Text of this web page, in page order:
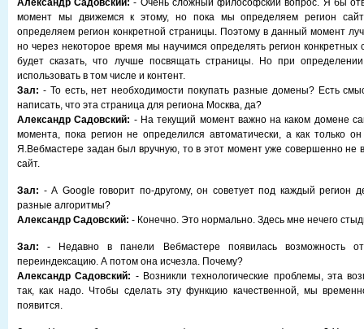
Александр Садовский: - Очень сложный философский вопрос. Я бы
момент мы движемся к этому, но пока мы определяем регион
определяем регион конкретной страницы. Поэтому в данный момент
но через некоторое время мы научимся определять регион конкретных
будет сказать, что лучше посвящать страницы. Но при
использовать в том числе и контент.
Зал: - То есть, нет необходимости покупать разные домены? Есть
написать, что эта страница для региона Москва, да?
Александр Садовский: - На текущий момент важно на каком домене
момента, пока регион не определился автоматически, а как только
Я.Вебмастере задан был вручную, то в этот момент уже совершенно не
сайт.
Зал: - А Google говорит по-другому, он советует под каждый регион
разные алгоритмы?
Александр Садовский: - Конечно. Это нормально. Здесь мне нечего
Зал: - Недавно в панели Вебмастере появилась возможность
переиндексацию. А потом она исчезла. Почему?
Александр Садовский: - Возникли технологические проблемы, эта
так, как надо. Чтобы сделать эту функцию качественной, мы
появится.